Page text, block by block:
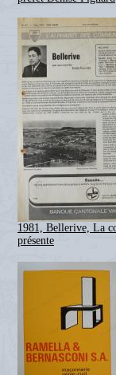
1981, Bellerive, La
présente